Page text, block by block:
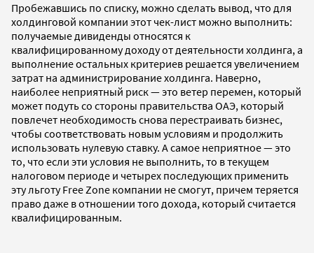
Пробежавшись по списку, можно сделать вывод, что для
холдинговой компании этот чек-лист можно выполнить:
получаемые дивиденды относятся к
квалифицированному доходу от деятельности холдинга, а
выполнение остальных критериев решается увеличением
затрат на администрирование холдинга. Наверно,
наиболее неприятный риск — это ветер перемен, который
может подуть со стороны правительства ОАЭ, который
повлечет необходимость снова перестраивать бизнес,
чтобы соответствовать новым условиям и продолжить
использовать нулевую ставку. А самое неприятное — это
то, что если эти условия не выполнить, то в текущем
налоговом периоде и четырех последующих применить
эту льготу Free Zone компании не смогут, причем теряется
право даже в отношении того дохода, который считается
квалифицированным.